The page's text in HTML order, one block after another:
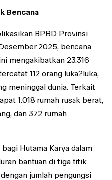
Bencana
BPBD Provinsi
2025, bencana
mengakibatkan 23.316
112 orang luka?luka,
meninggal dunia. Terkait
1.018 rumah rusak berat,
dan 372 rumah
Hutama Karya dalam
bantuan di tiga titik
jumlah pengungsi